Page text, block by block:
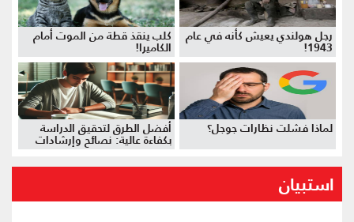
رجل هولندي يعيش كأنه في عام
1943!
كلب ينقذ قطة من الموت أمام
الكاميرا!
لماذا فشلت نظارات جوجل؟ أفضل الطرق لتحقيق الدراسة
بكفاءة عالية: نصائح وإرشادات
استبيان